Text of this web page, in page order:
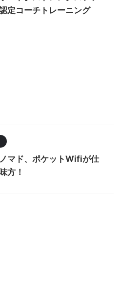
定コーチトレーニング
マド、ポケットWifiが仕
方！